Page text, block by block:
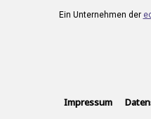
Ein Unternehmen der
Impressum